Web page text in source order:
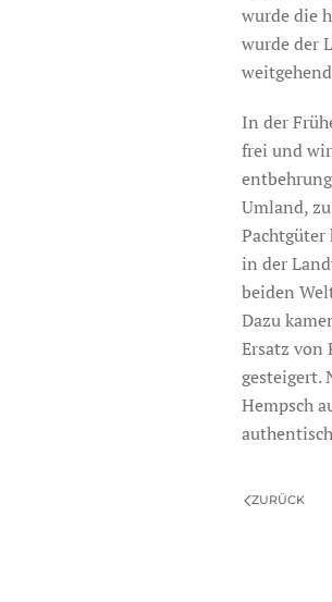
wurde die
wurde der
In der
frei und
Umland,
in der
beiden
Dazu
Ersatz von
gesteigert.
Hempsch
ZURÜCK